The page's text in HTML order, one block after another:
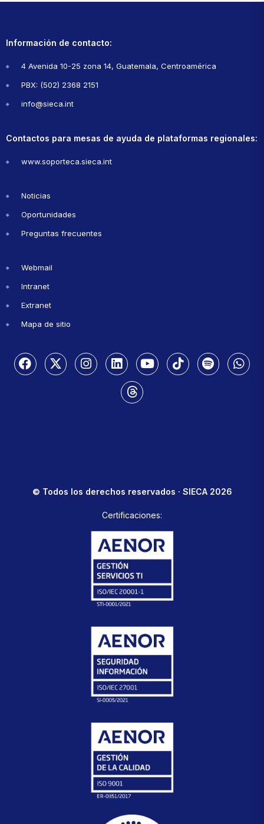
Información de contacto:
4 Avenida 10-25 zona 14, Guatemala, Centroamérica
PBX: (502) 2368 2151
info@sieca.int
Contactos para mesas de ayuda de plataformas regionales:
www.soporteca.sieca.int
Noticias
Oportunidades
Preguntas frecuentes
Webmail
Intranet
Extranet
Mapa de sitio
© Todos los derechos reservados · SIECA 2026
Certificaciones: